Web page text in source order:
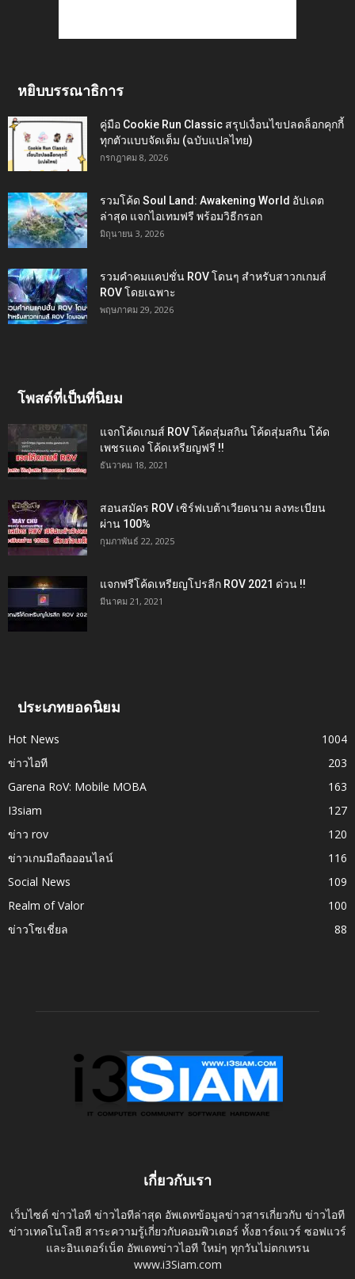
หยิบบรรณาธิการ
คู่มือ Cookie Run Classic สรุปเงื่อนไขปลดล็อกคุกกี้
ทุกตัวแบบจัดเต็ม (ฉบับแปลไทย)
กรกฎาคม 8, 2026
รวมโค้ด Soul Land: Awakening World อัปเดต
ล่าสุด แจกไอเทมฟรี พร้อมวิธีกรอก
มิถุนายน 3, 2026
รวมคำคมแคปชั่น ROV โดนๆ สำหรับสาวกเกมส์
ROV โดยเฉพาะ
พฤษภาคม 29, 2026
โพสต์ที่เป็นที่นิยม
แจกโค้ดเกมส์ ROV โค้ดสุ่มสกิน โค้ดสุ่มสกิน โค้ด
เพชรแดง โค้ดเหรียญฟรี !!
ธันวาคม 18, 2021
สอนสมัคร ROV เซิร์ฟเบต้าเวียดนาม ลงทะเบียน
ผ่าน 100%
กุมภาพันธ์ 22, 2025
แจกฟรีโค้ดเหรียญโปรลีก ROV 2021 ด่วน !!
มีนาคม 21, 2021
ประเภทยอดนิยม
Hot News
1004
ข่าวไอที
203
Garena RoV: Mobile MOBA
163
I3siam
127
ข่าว rov
120
ข่าวเกมมือถือออนไลน์
116
Social News
109
Realm of Valor
100
ข่าวโซเชี่ยล
88
เกี่ยวกับเรา
เว็บไซต์ ข่าวไอที ข่าวไอทีล่าสุด อัพเดทข้อมูลข่าวสารเกี่ยวกับ ข่าวไอที
ข่าวเทคโนโลยี สาระความรู้เกี่ยวกับคอมพิวเตอร์ ทั้งฮาร์ดแวร์ ซอฟแวร์
และอินเตอร์เน็ต อัพเดทข่าวไอที ใหม่ๆ ทุกวันไม่ตกเทรน
www.i3Siam.com